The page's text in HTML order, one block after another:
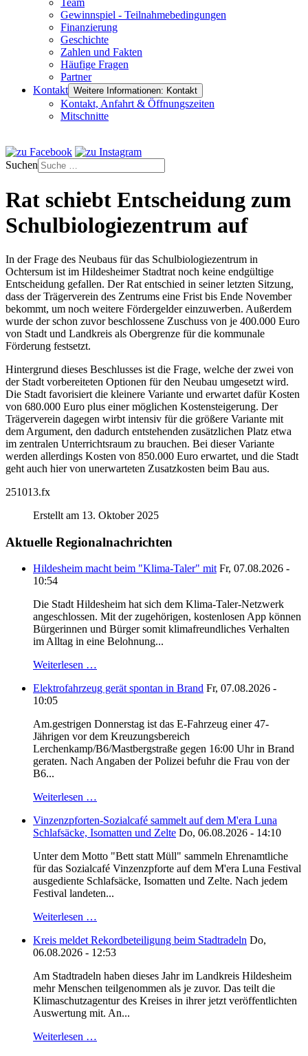
Team
Gewinnspiel - Teilnahmebedingungen
Finanzierung
Geschichte
Zahlen und Fakten
Häufige Fragen
Partner
Kontakt Weitere Informationen: Kontakt
Kontakt, Anfahrt & Öffnungszeiten
Mitschnitte
Suchen
Rat schiebt Entscheidung zum
Schulbiologiezentrum auf
In der Frage des Neubaus für das Schulbiologiezentrum in
Ochtersum ist im Hildesheimer Stadtrat noch keine endgültige
Entscheidung gefallen. Der Rat entschied in seiner letzten Sitzung,
dass der Trägerverein des Zentrums eine Frist bis Ende November
bekommt, um noch weitere Fördergelder einzuwerben. Außerdem
wurde der schon zuvor beschlossene Zuschuss von je 400.000 Euro
von Stadt und Landkreis als Obergrenze für die kommunale
Förderung festsetzt.
Hintergrund dieses Beschlusses ist die Frage, welche der zwei von
der Stadt vorbereiteten Optionen für den Neubau umgesetzt wird.
Die Stadt favorisiert die kleinere Variante und erwartet dafür Kosten
von 680.000 Euro plus einer möglichen Kostensteigerung. Der
Trägerverein dagegen wirbt intensiv für die größere Variante mit
dem Argument, den dadurch entstehenden zusätzlichen Platz etwa
im zentralen Unterrichtsraum zu brauchen. Bei dieser Variante
werden allerdings Kosten von 850.000 Euro erwartet, und die Stadt
geht auch hier von unerwarteten Zusatzkosten beim Bau aus.
251013.fx
Erstellt am 13. Oktober 2025
Aktuelle Regionalnachrichten
Hildesheim macht beim "Klima-Taler" mit Fr, 07.08.2026 -
10:54
Die Stadt Hildesheim hat sich dem Klima-Taler-Netzwerk
angeschlossen. Mit der zugehörigen, kostenlosen App können
Bürgerinnen und Bürger somit klimafreundliches Verhalten
im Alltag in eine Belohnung...
Weiterlesen …
Elektrofahrzeug gerät spontan in Brand Fr, 07.08.2026 -
10:05
Am.gestrigen Donnerstag ist das E-Fahrzeug einer 47-
Jährigen vor dem Kreuzungsbereich
Lerchenkamp/B6/Mastbergstraße gegen 16:00 Uhr in Brand
geraten. Nach Angaben der Polizei befuhr die Frau von der
B6...
Weiterlesen …
Vinzenzpforten-Sozialcafé sammelt auf dem M'era Luna
Schlafsäcke, Isomatten und Zelte Do, 06.08.2026 - 14:10
Unter dem Motto "Bett statt Müll" sammeln Ehrenamtliche
für das Sozialcafé Vinzenzpforte auf dem M'era Luna Festival
ausgediente Schlafsäcke, Isomatten und Zelte. Nach jedem
Festival landeten...
Weiterlesen …
Kreis meldet Rekordbeteiligung beim Stadtradeln Do,
06.08.2026 - 12:53
Am Stadtradeln haben dieses Jahr im Landkreis Hildesheim
mehr Menschen teilgenommen als je zuvor. Das teilt die
Klimaschutzagentur des Kreises in ihrer jetzt veröffentlichten
Auswertung mit. An...
Weiterlesen …